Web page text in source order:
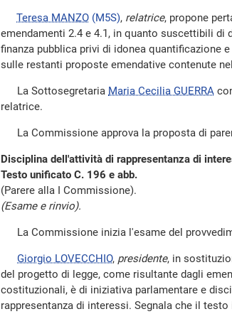
Teresa MANZO (M5S), relatrice, propone
emendamenti 2.4 e 4.1, in quanto suscettibili di
finanza pubblica privi di idonea quantificazione
sulle restanti proposte emendative contenute
La Sottosegretaria Maria Cecilia GUERRA
relatrice.
La Commissione approva la proposta di
Disciplina dell'attività di rappresentanza di
Testo unificato C. 196 e abb.
(Parere alla I Commissione).
(Esame e rinvio).
La Commissione inizia l'esame del
Giorgio LOVECCHIO, presidente, in
del progetto di legge, come risultante dagli
costituzionali, è di iniziativa parlamentare e
rappresentanza di interessi. Segnala che il